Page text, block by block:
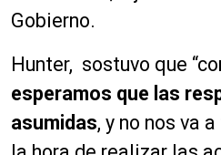
Gobierno.
Hunter, sostuvo que
esperamos que las
asumidas, y no nos va